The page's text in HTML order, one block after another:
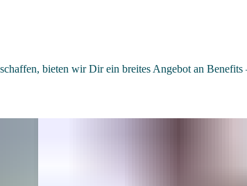
bieten wir Dir ein breites Angebot an